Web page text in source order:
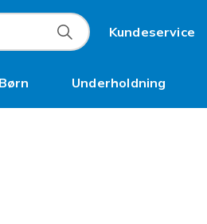
Kundeservice
Børn Underholdning